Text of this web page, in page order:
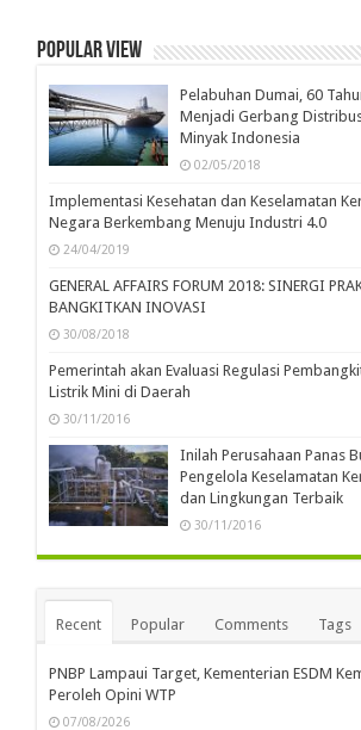
Popular view
Pelabuhan Dumai, 60
Menjadi Gerbang
Minyak Indonesia
02/05/2018
Implementasi Kesehatan dan Keselamatan
Negara Berkembang Menuju Industri 4.0
24/04/2019
GENERAL AFFAIRS FORUM 2018: SINERGI
BANGKITKAN INOVASI
30/08/2018
Pemerintah akan Evaluasi Regulasi
Listrik Mini di Daerah
30/11/2016
Inilah Perusahaan Panas
Pengelola Keselamatan
dan Lingkungan Terbaik
30/11/2016
Recent Popular Comments Tags
PNBP Lampaui Target, Kementerian ESDM
Peroleh Opini WTP
07/08/2026